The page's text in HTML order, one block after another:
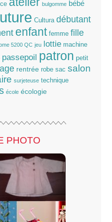
bulgomme bébé
Cultura débutant
enfant femme fille
5200 QC jeu lottie machine
passepoil patron petit
rentrée robe sac salon
surjeteuse technique
école écologie
PHOTO